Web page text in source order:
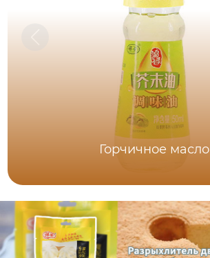
Горчичное масло